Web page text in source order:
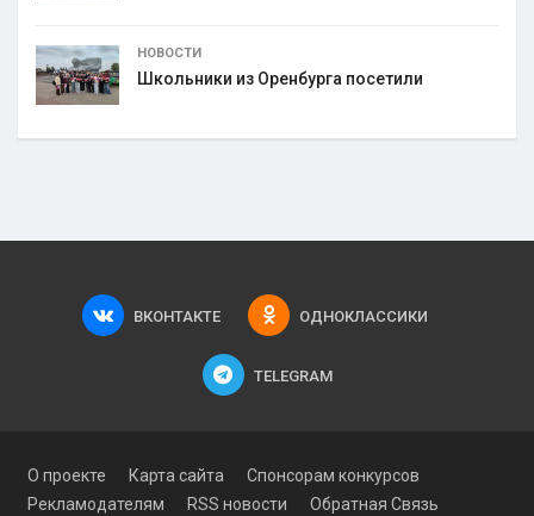
НОВОСТИ
Школьники из Оренбурга посетили
ВКОНТАКТЕ ОДНОКЛАССИКИ
TELEGRAM
О проекте Карта сайта
Спонсорам конкурсов
Рекламодателям
RSS новости
Обратная Связь